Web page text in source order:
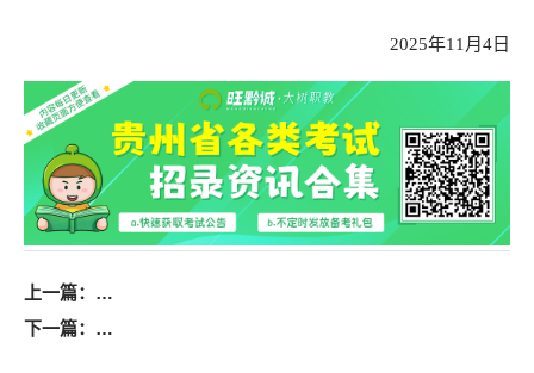
2025年11月4日
上一篇：
2026年麻江县事业单位引进高层次人才和急需紧缺人
下一篇：
2026长顺县教育系统公开招聘公费师范毕业生和“优师